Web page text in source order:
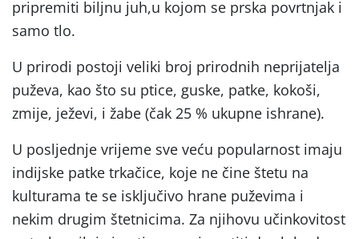
pripremiti biljnu juh,u kojom se prska povrtnjak i
samo tlo.
U prirodi postoji veliki broj prirodnih neprijatelja
puževa, kao što su ptice, guske, patke, kokoši,
zmije, ježevi, i žabe (čak 25 % ukupne ishrane).
U posljednje vrijeme sve veću popularnost imaju
indijske patke trkačice, koje ne čine štetu na
kulturama te se isključivo hrane puževima i
nekim drugim štetnicima. Za njihovu učinkovitost